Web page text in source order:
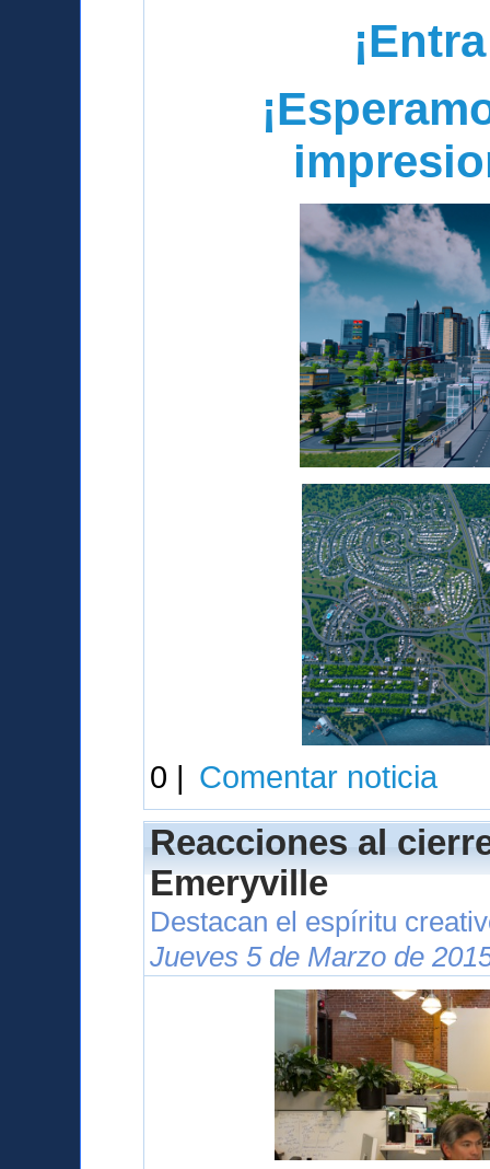
0 | Comentar noticia
Reacciones al
Emeryville
Destacan el espíritu
Jueves 5 de Marzo de